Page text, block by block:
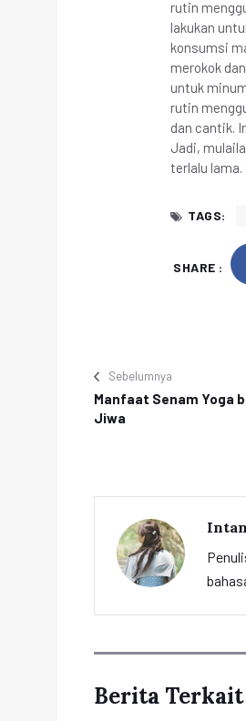
rutin
lakukan
konsumsi
merokok
untuk
rutin
dan cantik.
Jadi,
terlalu
TAGS:
SHARE :
Sebelumnya
Manfaat Senam Yoga
Jiwa
Berita Terkait